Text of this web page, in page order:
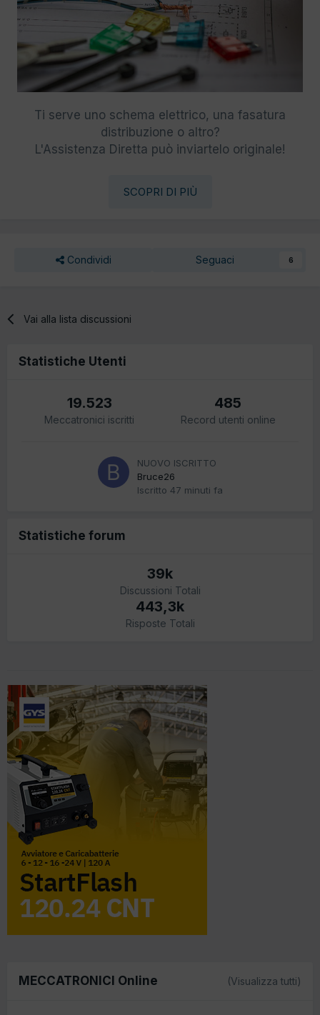
Ti serve uno schema elettrico, una fasatura
distribuzione o altro?
L'Assistenza Diretta può inviartelo originale!
SCOPRI DI PIÙ
Condividi Seguaci 6
Vai alla lista discussioni
Statistiche Utenti
19.523
Meccatronici iscritti
485
Record utenti online
NUOVO ISCRITTO
Bruce26
Iscritto 47 minuti fa
Statistiche forum
39k
Discussioni Totali
443,3k
Risposte Totali
MECCATRONICI Online (Visualizza tutti)